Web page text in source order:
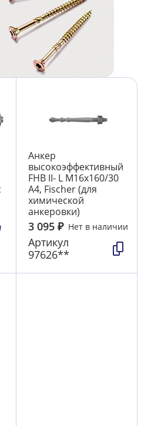
Анкер
высокоэффективный
FHB II- L М16х160/30
А4, Fischer (для
химической
анкеровки)
3 095 ₽ Нет в наличии
Артикул
97626**